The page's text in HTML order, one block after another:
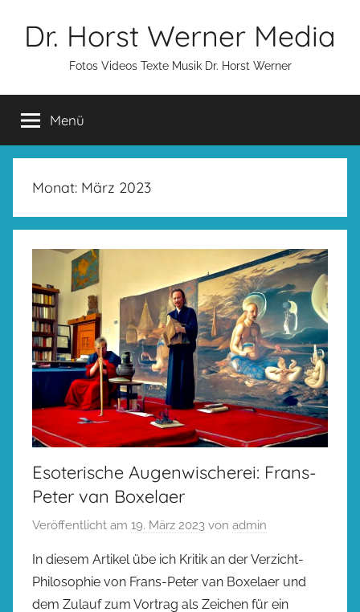
InhaltDr. Horst Werner Media
Fotos Videos Texte Musik Dr. Horst Werner
Menü
Monat: März 2023
Esoterische Augenwischerei: Frans-
Peter van Boxelaer
Veröffentlicht am 19. März 2023 von admin
In diesem Artikel übe ich Kritik an der Verzicht-
Philosophie von Frans-Peter van Boxelaer und
dem Zulauf zum Vortrag als Zeichen für ein